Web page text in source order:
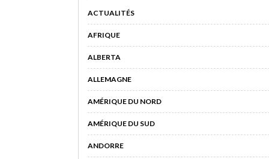
ACTUALITÉS
AFRIQUE
ALBERTA
ALLEMAGNE
AMÉRIQUE DU NORD
AMÉRIQUE DU SUD
ANDORRE